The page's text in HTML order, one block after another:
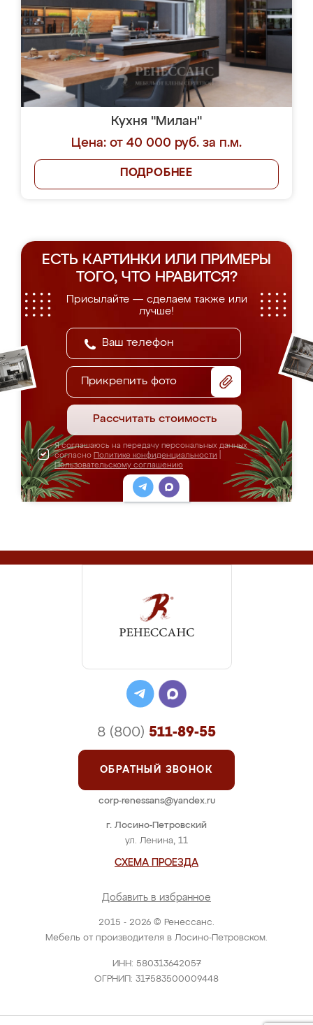
Кухня "Милан"
Цена: от 40 000 руб. за п.м.
ПОДРОБНЕЕ
ЕСТЬ КАРТИНКИ ИЛИ ПРИМЕРЫ
ТОГО, ЧТО НРАВИТСЯ?
Присылайте — сделаем также или
лучше!
Прикрепить фото
Рассчитать стоимость
Я соглашаюсь на передачу персональных данных
согласно Политике конфиденциальности
Пользовательскому соглашению
2015 - 2026 © Ренессанс.
Мебель от производителя в Лосино-Петровском.
ИНН: 580313642057
ОГРНИП: 317583500009448
г. Лосино-Петровский
ул. Ленина, 11
СХЕМА ПРОЕЗДА
Добавить в избранное
8 (800) 511-89-55
ОБРАТНЫЙ ЗВОНОК
corp-renessans@yandex.ru